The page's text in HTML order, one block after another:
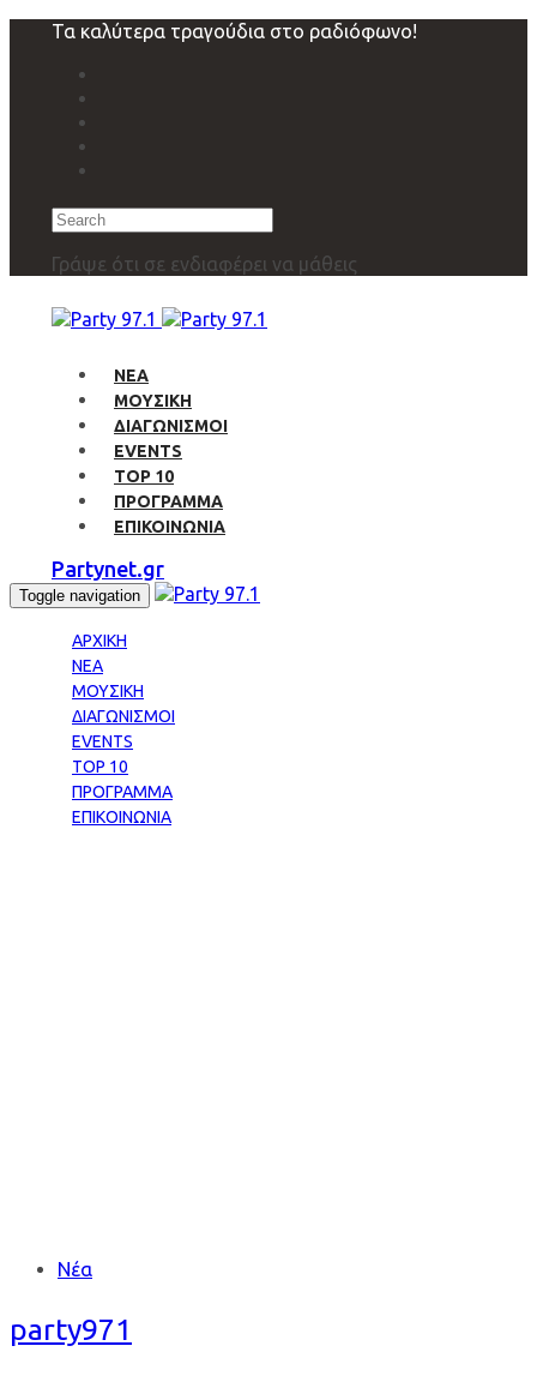
navigation
Τα καλύτερα τραγούδια στο ραδιόφωνο!
Search
Γράψε ότι σε ενδιαφέρει να μάθεις
ΝΕΑ
ΜΟΥΣΙΚΗ
ΔΙΑΓΩΝΙΣΜΟΙ
EVENTS
TOP 10
ΠΡΟΓΡΑΜΜΑ
ΕΠΙΚΟΙΝΩΝΙΑ
Partynet.gr
Toggle navigation
ΑΡΧΙΚΗ
ΝΕΑ
ΜΟΥΣΙΚΗ
ΔΙΑΓΩΝΙΣΜΟΙ
EVENTS
TOP 10
ΠΡΟΓΡΑΜΜΑ
ΕΠΙΚΟΙΝΩΝΙΑ
Tags Νέα
party971